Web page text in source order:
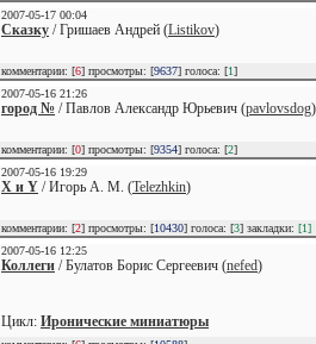
2007-05-17 00:04
Сказку / Гришаев Андрей (Listikov)
комментарии: [6] просмотры: [9637] голоса: [1]
2007-05-16 21:26
город № / Павлов Александр Юрьевич (pavlovsdog)
комментарии: [0] просмотры: [9354] голоса: [2]
2007-05-16 19:29
X и Y / Игорь А. М. (Telezhkin)
комментарии: [2] просмотры: [10430] голоса: [3] закладки: [1]
2007-05-16 12:25
Коллеги / Булатов Борис Сергеевич (nefed)
Цикл: Иронические миниатюры